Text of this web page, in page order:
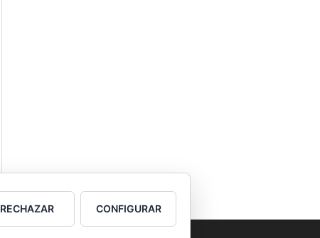
RECHAZAR CONFIGURAR